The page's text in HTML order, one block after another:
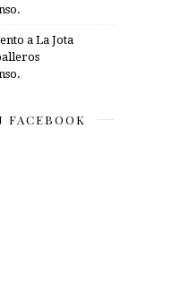
a La Jota
FACEBOOK